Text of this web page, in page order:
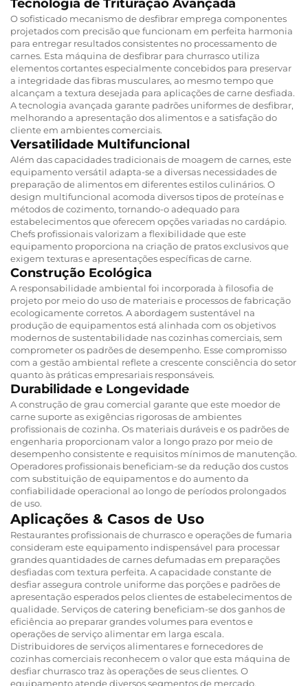
Tecnologia de Trituração Avançada
O sofisticado mecanismo de desfibrar emprega componentes
projetados com precisão que funcionam em perfeita harmonia
para entregar resultados consistentes no processamento de
carnes. Esta máquina de desfibrar para churrasco utiliza
elementos cortantes especialmente concebidos para preservar
a integridade das fibras musculares, ao mesmo tempo que
alcançam a textura desejada para aplicações de carne desfiada.
A tecnologia avançada garante padrões uniformes de desfibrar,
melhorando a apresentação dos alimentos e a satisfação do
cliente em ambientes comerciais.
Versatilidade Multifuncional
Além das capacidades tradicionais de moagem de carnes, este
equipamento versátil adapta-se a diversas necessidades de
preparação de alimentos em diferentes estilos culinários. O
design multifuncional acomoda diversos tipos de proteínas e
métodos de cozimento, tornando-o adequado para
estabelecimentos que oferecem opções variadas no cardápio.
Chefs profissionais valorizam a flexibilidade que este
equipamento proporciona na criação de pratos exclusivos que
exigem texturas e apresentações específicas de carne.
Construção Ecológica
A responsabilidade ambiental foi incorporada à filosofia de
projeto por meio do uso de materiais e processos de fabricação
ecologicamente corretos. A abordagem sustentável na
produção de equipamentos está alinhada com os objetivos
modernos de sustentabilidade nas cozinhas comerciais, sem
comprometer os padrões de desempenho. Esse compromisso
com a gestão ambiental reflete a crescente consciência do setor
quanto às práticas empresariais responsáveis.
Durabilidade e Longevidade
A construção de grau comercial garante que este moedor de
carne suporte as exigências rigorosas de ambientes
profissionais de cozinha. Os materiais duráveis e os padrões de
engenharia proporcionam valor a longo prazo por meio de
desempenho consistente e requisitos mínimos de manutenção.
Operadores profissionais beneficiam-se da redução dos custos
com substituição de equipamentos e do aumento da
confiabilidade operacional ao longo de períodos prolongados
de uso.
Aplicações & Casos de Uso
Restaurantes profissionais de churrasco e operações de fumaria
consideram este equipamento indispensável para processar
grandes quantidades de carnes defumadas em preparações
desfiadas com textura perfeita. A capacidade constante de
desfiar assegura controle uniforme das porções e padrões de
apresentação esperados pelos clientes de estabelecimentos de
qualidade. Serviços de catering beneficiam-se dos ganhos de
eficiência ao preparar grandes volumes para eventos e
operações de serviço alimentar em larga escala.
Distribuidores de serviços alimentares e fornecedores de
cozinhas comerciais reconhecem o valor que esta máquina de
desfiar churrasco traz às operações de seus clientes. O
equipamento atende diversos segmentos de mercado,